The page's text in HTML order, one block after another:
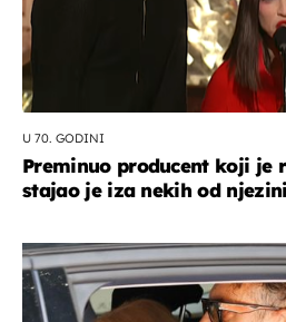
U 70. GODINI
Preminuo producent koji je
stajao je iza nekih od